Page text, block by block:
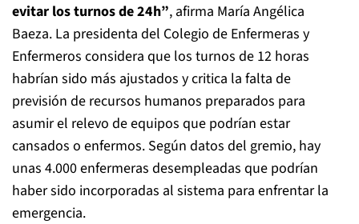
evitar los turnos de 24h”, afirma María Angélica
Baeza. La presidenta del Colegio de Enfermeras y
Enfermeros considera que los turnos de 12 horas
habrían sido más ajustados y critica la falta de
previsión de recursos humanos preparados para
asumir el relevo de equipos que podrían estar
cansados o enfermos. Según datos del gremio, hay
unas 4.000 enfermeras desempleadas que podrían
haber sido incorporadas al sistema para enfrentar la
emergencia.